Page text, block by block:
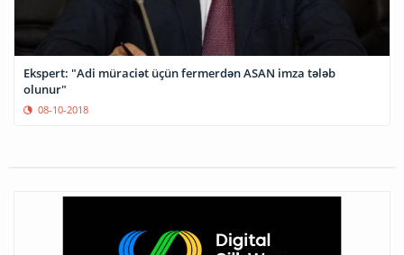
Ekspert: "Adi müraciət üçün fermerdən ASAN imza tələb
olunur"
08-10-2018